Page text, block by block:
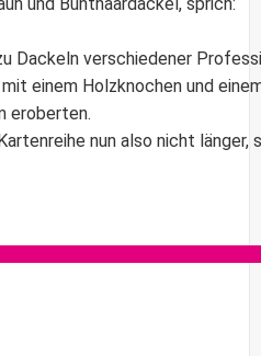
Dackeln verschiedener
mit einem Holzknochen und
eroberten.
nun also nicht länger,